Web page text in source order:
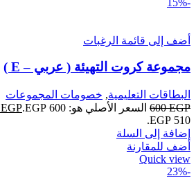
أضف إلى قائمة الرغبات
مجموعة كروت التهيئة ( عربي – E )
البطاقات التعليمية, خصومات المجموعات
600EGP السعر الأصلي هو: 600 EGP. EGP
510 EGP.
إضافة إلى السلة
أضف للمقارنة
Quick view
-23%